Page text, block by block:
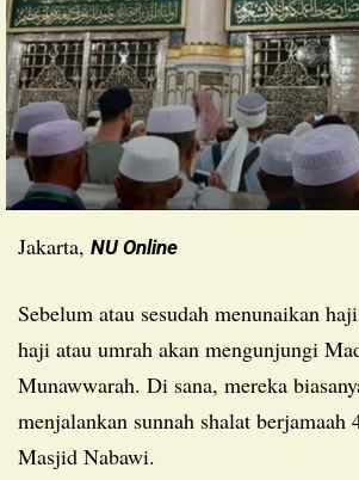
Jakarta, NU Online
Sebelum atau sesudah menunaikan haji, biasanya jemaah
haji atau umrah akan mengunjungi
Munawwarah. Di sana, mereka
menjalankan sunnah shalat berjamaah
Masjid Nabawi.